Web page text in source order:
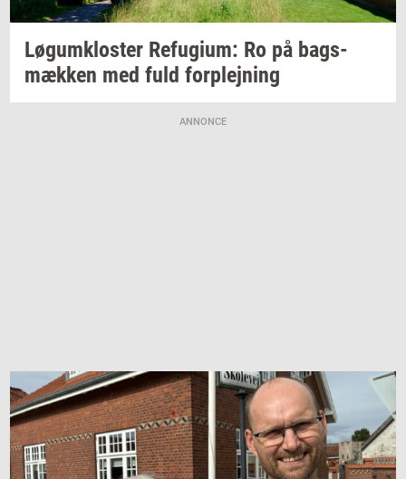
Løgum­klo­ster Re­fu­gi­um: Ro på bags­
mæk­ken med fuld for­plej­ning
ANNONCE